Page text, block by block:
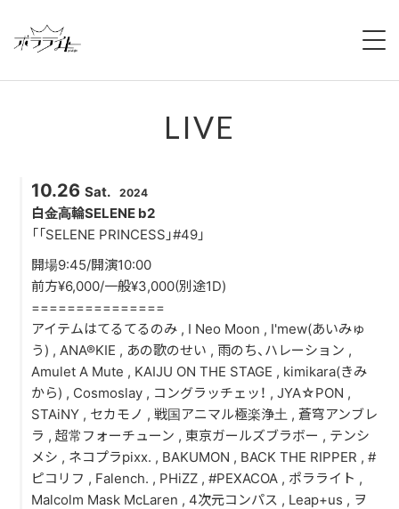
NEWS
LIVE
YOUTUBE
DISCOGRAPHY
CONTACT
LIVE
10.26 Sat. 2024
白金高輪SELENE b2
「「SELENE PRINCESS」#49」
開場9:45/開演10:00
前方¥6,000/一般¥3,000(別途1D)
===============
アイテムはてるてるのみ , I Neo Moon , I'mew(あいみゅ
う) , ANA®KIE , あの歌のせい , 雨のち、ハレーション ,
Amulet A Mute , KAIJU ON THE STAGE , kimikara(きみ
から) , Cosmoslay , コングラッチェッ！ , JYA☆PON ,
STAiNY , セカモノ , 戦国アニマル極楽浄土 , 蒼穹アンブレ
ラ , 超常フォーチューン , 東京ガールズブラボー , テンシ
メシ , ネコプラpixx. , BAKUMON , BACK THE RIPPER , #
ピコリフ , Falench. , PHiZZ , #PEXACOA , ポラライト ,
Malcolm Mask McLaren , 4次元コンパス , Leap+us , ヲ